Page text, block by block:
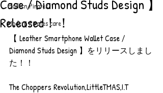
Modern Pirates
Modern Pirates care
Case / Diamond Studs Design 】
Released！！
【 Leather Smartphone Wallet Case /
Diamond Studs Design 】をリリースしまし
た！！
The Choppers Revolution,LittleTMAS,I.T